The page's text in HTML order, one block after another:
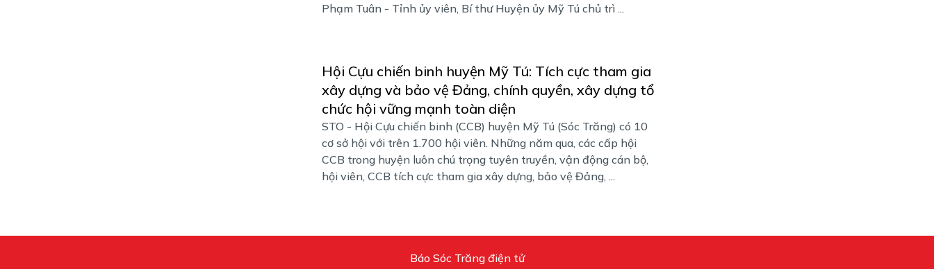
Phạm Tuân - Tỉnh ủy viên, Bí thư Huyện ủy Mỹ Tú chủ trì ...
Hội Cựu chiến binh huyện Mỹ Tú: Tích cực tham gia
xây dựng và bảo vệ Đảng, chính quyền, xây dựng tổ
chức hội vững mạnh toàn diện
STO - Hội Cựu chiến binh (CCB) huyện Mỹ Tú (Sóc Trăng) có 10
cơ sở hội với trên 1.700 hội viên. Những năm qua, các cấp hội
CCB trong huyện luôn chú trọng tuyên truyền, vận động cán bộ,
hội viên, CCB tích cực tham gia xây dựng, bảo vệ Đảng, ...
Báo Sóc Trăng điện tử